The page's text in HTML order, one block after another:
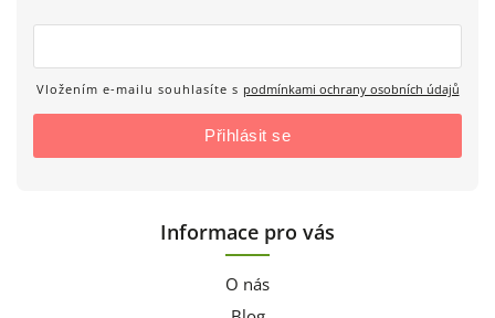
Vložením e-mailu souhlasíte s podmínkami ochrany osobních údajů
Přihlásit se
Informace pro vás
O nás